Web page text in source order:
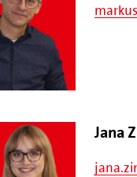
Jana